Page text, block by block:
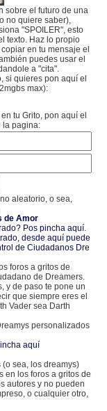
sobre el futuro de una
no quiere saber),
"SPOILER", esto
texto. Haz lo propio
en tu mensaje el
puedes usar el
a "cita".
si quieres pon aquí el
max):
tu Grito, pon aquí el
la pagina:
aleatorio, o sea,
de Amor
Pos pincha aquí.
desde aquí puede
de Ciudadanos Dre
foros a gritos de
de Dreamers.
y de paso te pone un
que siempre eres el
Vader sea Darth
personalizados
aquí
sea, los dreamys)
en los foros a gritos de
autores y no pueden
o cualquier otro,